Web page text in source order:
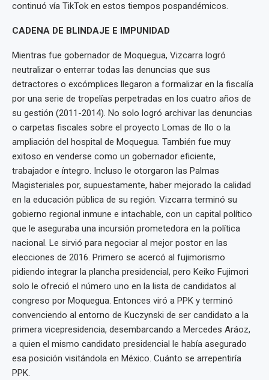
continuó vía TikTok en estos tiempos pospandémicos.
CADENA DE BLINDAJE E IMPUNIDAD
Mientras fue gobernador de Moquegua, Vizcarra logró
neutralizar o enterrar todas las denuncias que sus
detractores o excómplices llegaron a formalizar en la fiscalía
por una serie de tropelías perpetradas en los cuatro años de
su gestión (2011-2014). No solo logró archivar las denuncias
o carpetas fiscales sobre el proyecto Lomas de Ilo o la
ampliación del hospital de Moquegua. También fue muy
exitoso en venderse como un gobernador eficiente,
trabajador e íntegro. Incluso le otorgaron las Palmas
Magisteriales por, supuestamente, haber mejorado la calidad
en la educación pública de su región. Vizcarra terminó su
gobierno regional inmune e intachable, con un capital político
que le aseguraba una incursión prometedora en la política
nacional. Le sirvió para negociar al mejor postor en las
elecciones de 2016. Primero se acercó al fujimorismo
pidiendo integrar la plancha presidencial, pero Keiko Fujimori
solo le ofreció el número uno en la lista de candidatos al
congreso por Moquegua. Entonces viró a PPK y terminó
convenciendo al entorno de Kuczynski de ser candidato a la
primera vicepresidencia, desembarcando a Mercedes Aráoz,
a quien el mismo candidato presidencial le había asegurado
esa posición visitándola en México. Cuánto se arrepentiría
PPK.